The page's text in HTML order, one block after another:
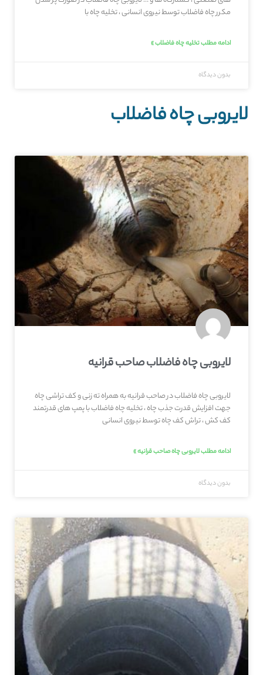
مکرر چاه فاضلاب توسط نیروی انسانی ، تخلیه چاه با
ادامه مطلب تخلیه چاه فاضلاب »
بدون دیدگاه
لایروبی چاه فاضلاب
لایروبی چاه فاضلاب صاحب‌ قرانیه
لایروبی چاه فاضلاب در صاحب‌ قرانیه به همراه ته زنی و کف تراشی چاه
جهت افزایش قدرت جذب چاه ، تخلیه چاه فاضلاب با پمپ های قدرتمند
کف کش ، تراش کف چاه توسط نیروی انسانی
ادامه مطلب لایروبی چاه صاحب‌ قرانیه »
بدون دیدگاه